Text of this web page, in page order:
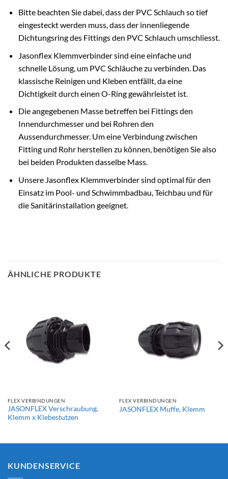
Bitte beachten Sie dabei, dass der PVC Schlauch so tief
eingesteckt werden muss, dass der innenliegende
Dichtungsring des Fittings den PVC Schlauch umschliesst.
Jasonflex Klemmverbinder sind eine einfache und
schnelle Lösung, um PVC Schläuche zu verbinden. Das
klassische Reinigen und Kleben entfällt, da eine
Dichtigkeit durch einen O-Ring gewährleistet ist.
Die angegebenen Masse betreffen bei Fittings den
Innendurchmesser und bei Rohren den
Aussendurchmesser. Um eine Verbindung zwischen
Fitting und Rohr herstellen zu können, benötigen Sie also
bei beiden Produkten dasselbe Mass.
Unsere Jasonflex Klemmverbinder sind optimal für den
Einsatz im Pool- und Schwimmbadbau, Teichbau und für
die Sanitärinstallation geeignet.
ÄHNLICHE PRODUKTE
FLEX VERBINDUNGEN
JASONFLEX Verschraubung,
Klemm x Klebestutzen
FLEX VERBINDUNGEN
JASONFLEX Muffe, Klemm
KUNDENSERVICE